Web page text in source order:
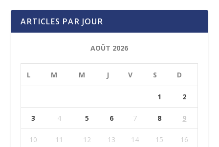
ARTICLES PAR JOUR
AOÛT 2026
L M M J V S D
1 2
3 4 5 6 7 8 9
10 11 12 13 14 15 16